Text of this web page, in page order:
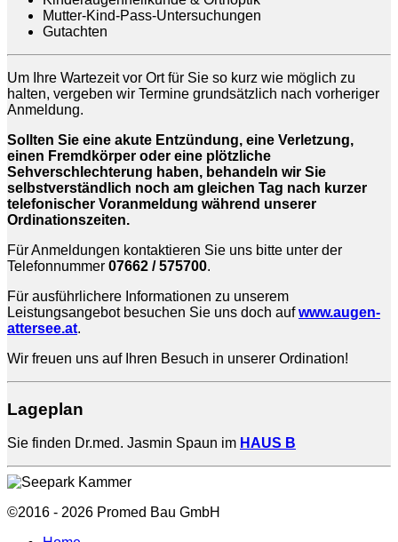
Mutter-Kind-Pass-Untersuchungen
Gutachten
Um Ihre Wartezeit vor Ort für Sie so kurz wie möglich zu
halten, vergeben wir Termine grundsätzlich nach vorheriger
Anmeldung.
Sollten Sie eine akute Entzündung, eine Verletzung,
einen Fremdkörper oder eine plötzliche
Sehverschlechterung haben, behandeln wir Sie
selbstverständlich noch am gleichen Tag nach kurzer
telefonischer Voranmeldung während unserer
Ordinationszeiten.
Für Anmeldungen kontaktieren Sie uns bitte unter der
Telefonnummer 07662 / 575700.
Für ausführlichere Informationen zu unserem
Leistungsangebot besuchen Sie uns doch aufwww.augen-
attersee.at.
Wir freuen uns auf Ihren Besuch in unserer Ordination!
Lageplan
Sie finden Dr.med. Jasmin Spaun im HAUS B
©2016 - 2026 Promed Bau GmbH